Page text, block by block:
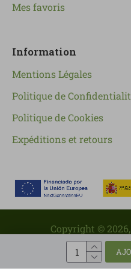
Mes favoris
Information
Mentions Légales
Politique de
Politique de Cookies
Expéditions et retours
Copyright © 2026